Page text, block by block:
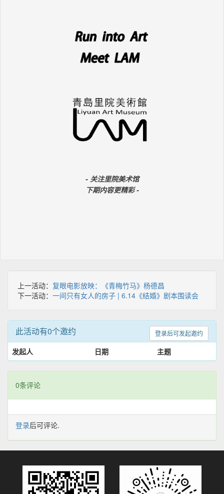
- 关注里院美术馆
下期内容更精彩 -
上一活动： 复眼电影放映：《青梅竹马》杨德昌
下一活动： 一间只有女人的房子 | 6.14《结婚》剧本围读会
登录后可发起邀约
此活动有0个邀约
发起人 日期 主题
0条评论
登录后可评论.